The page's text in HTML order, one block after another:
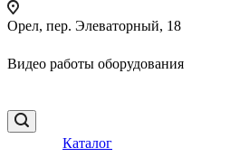
Орел, пер. Элеваторный, 18
Видео работы оборудования
Каталог